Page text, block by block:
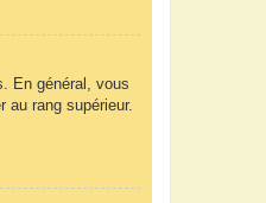
En général, vous
rang supérieur.